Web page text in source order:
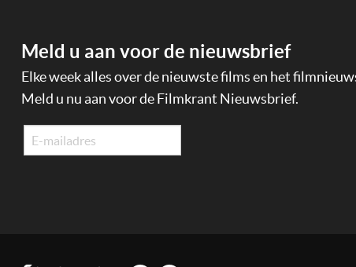
Meld u aan voor de nieuwsbrief
Elke week alles over de nieuwste films en het
Meld u nu aan voor de Filmkrant Nieuwsbrief.